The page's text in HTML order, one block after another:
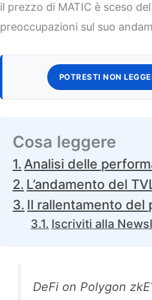
il prezzo di MATIC è sceso
preoccupazioni sul suo
POTRESTI NON
Cosa leggere
Analisi delle
L’andamento del
Il rallentamento del
Iscriviti alla
DeFi on Polygon